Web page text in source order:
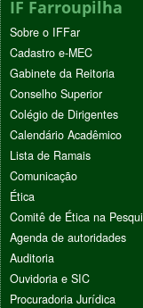
IF Farroupilha
Sobre o IFFar
Cadastro e-MEC
Gabinete da Reitoria
Conselho Superior
Colégio de Dirigentes
Calendário Acadêmico
Lista de Ramais
Comunicação
Ética
Comitê de Ética na
Agenda de autoridades
Auditoria
Ouvidoria e SIC
Procuradoria Jurídica